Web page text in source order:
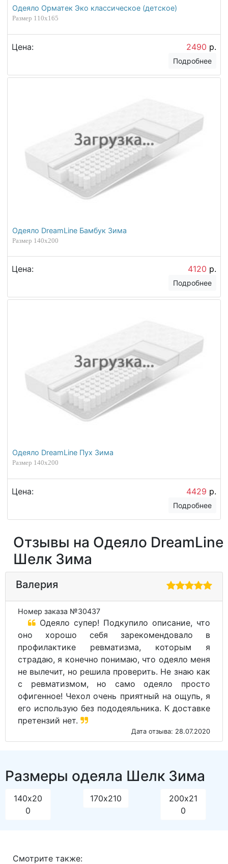
Одеяло Орматек Эко классическое (детское)
Размер 110х165
Цена: 2490 р.
Подробнее
Одеяло DreamLine Бамбук Зима
Размер 140х200
Цена: 4120 р.
Подробнее
Одеяло DreamLine Пух Зима
Размер 140х200
Цена: 4429 р.
Подробнее
Отзывы на Одеяло DreamLine
Шелк Зима
Валерия
Номер заказа №30437
Одеяло супер! Подкупило описание, что
оно хорошо себя зарекомендовало в
профилактике ревматизма, которым я
страдаю, я конечно понимаю, что одеяло меня
не вылечит, но решила проверить. Не знаю как
с ревматизмом, но само одеяло просто
офигенное! Чехол очень приятный на ощупь, я
его использую без пододеяльника. К доставке
претензий нет.
Дата отзыва: 28.07.2020
Размеры одеяла Шелк Зима
140х20
0
170х210
200х21
0
Смотрите также: